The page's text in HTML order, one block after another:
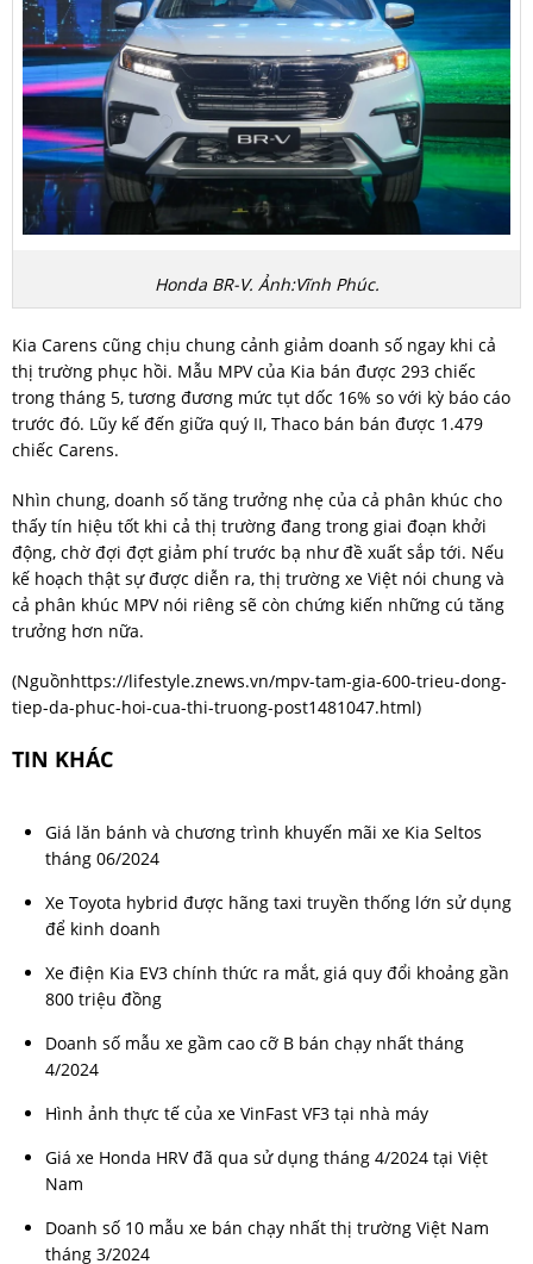
Honda BR-V. Ảnh:Vĩnh Phúc.
Kia Carens cũng chịu chung cảnh giảm doanh số ngay khi cả
thị trường phục hồi. Mẫu MPV của Kia bán được 293 chiếc
trong tháng 5, tương đương mức tụt dốc 16% so với kỳ báo cáo
trước đó. Lũy kế đến giữa quý II, Thaco bán bán được 1.479
chiếc Carens.
Nhìn chung, doanh số tăng trưởng nhẹ của cả phân khúc cho
thấy tín hiệu tốt khi cả thị trường đang trong giai đoạn khởi
động, chờ đợi đợt giảm phí trước bạ như đề xuất sắp tới. Nếu
kế hoạch thật sự được diễn ra, thị trường xe Việt nói chung và
cả phân khúc MPV nói riêng sẽ còn chứng kiến những cú tăng
trưởng hơn nữa.
(Nguồnhttps://lifestyle.znews.vn/mpv-tam-gia-600-trieu-dong-
tiep-da-phuc-hoi-cua-thi-truong-post1481047.html)
TIN KHÁC
Giá lăn bánh và chương trình khuyến mãi xe Kia Seltos
tháng 06/2024
Xe Toyota hybrid được hãng taxi truyền thống lớn sử dụng
để kinh doanh
Xe điện Kia EV3 chính thức ra mắt, giá quy đổi khoảng gần
800 triệu đồng
Doanh số mẫu xe gầm cao cỡ B bán chạy nhất tháng
4/2024
Hình ảnh thực tế của xe VinFast VF3 tại nhà máy
Giá xe Honda HRV đã qua sử dụng tháng 4/2024 tại Việt
Nam
Doanh số 10 mẫu xe bán chạy nhất thị trường Việt Nam
tháng 3/2024